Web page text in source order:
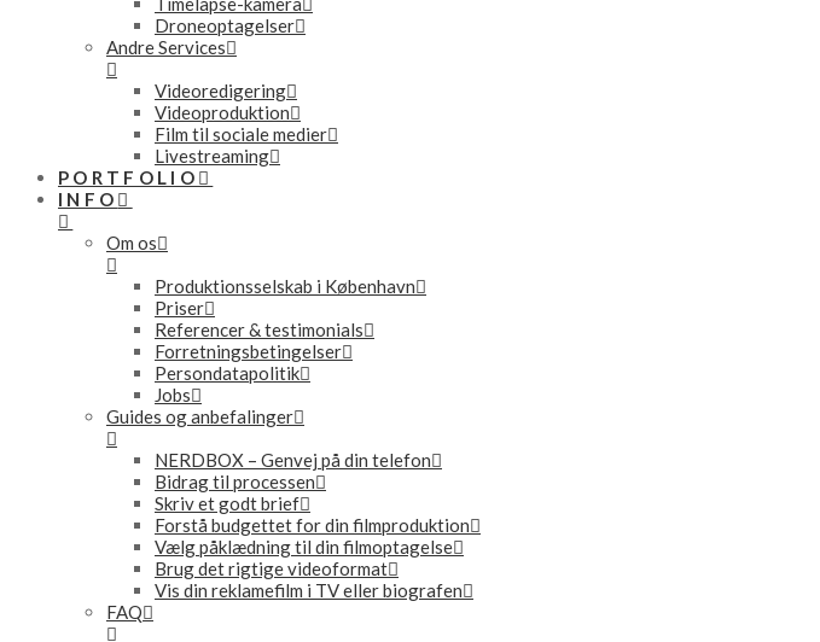
Droneoptagelser
Andre Services
Videoredigering
Videoproduktion
Film til sociale medier
Livestreaming
PORTFOLIO
INFO
Om os
Produktionsselskab i København
Priser
Referencer & testimonials
Forretningsbetingelser
Persondatapolitik
Jobs
Guides og anbefalinger
NERDBOX – Genvej på din telefon
Bidrag til processen
Skriv et godt brief
Forstå budgettet for din filmproduktion
Vælg påklædning til din filmoptagelse
Brug det rigtige videoformat
Vis din reklamefilm i TV eller biografen
FAQ